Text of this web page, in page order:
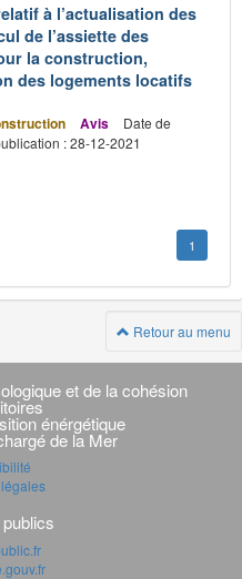
à l’actualisation des
de l’assiette des
la construction,
des logements locatifs
Avis
Date de
: 28-12-2021
1
Retour au menu
et de la cohésion
énérgétique
de la Mer